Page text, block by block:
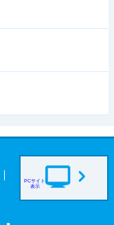
PCサイト
表示